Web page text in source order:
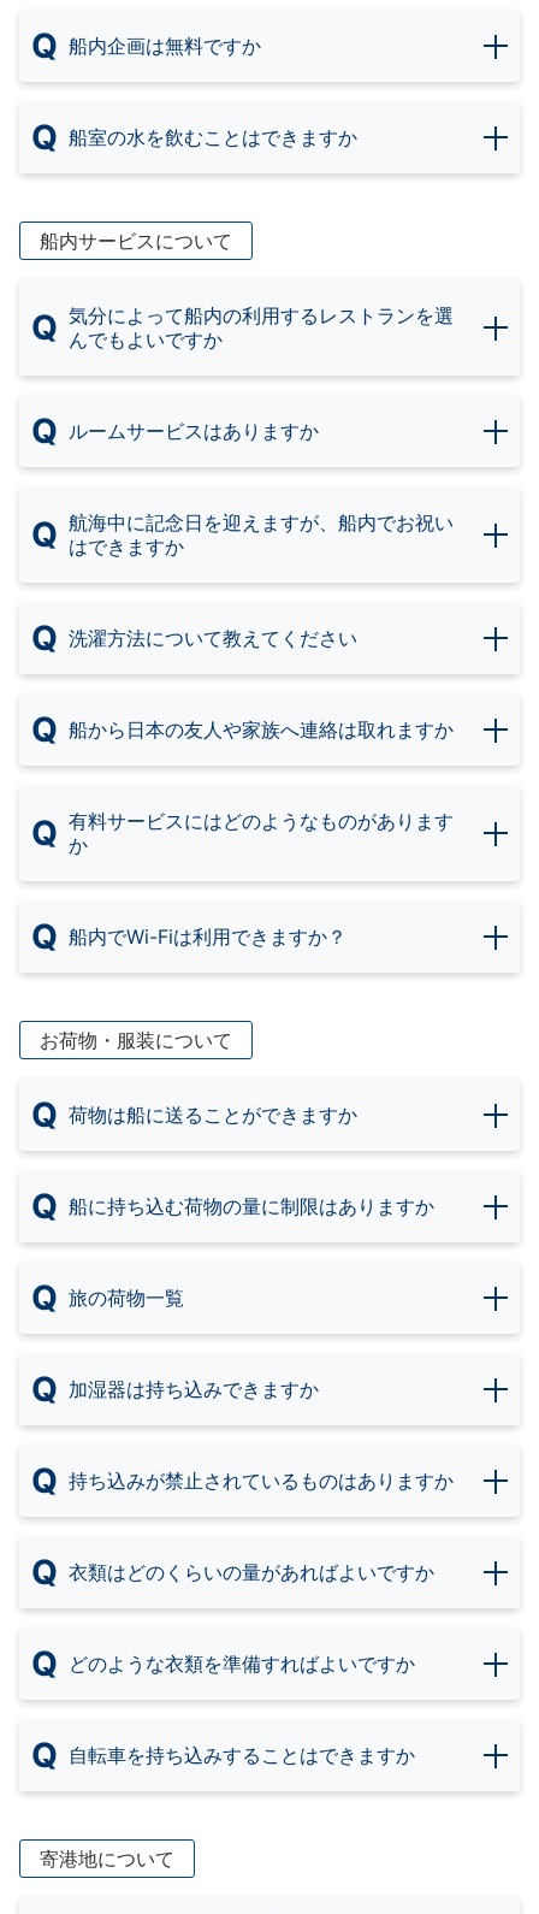
Q 船内企画は無料ですか
Q 船室の水を飲むことはできますか
船内サービスについて
Q 気分によって船内の利用するレストランを選
んでもよいですか
Q ルームサービスはありますか
Q 航海中に記念日を迎えますが、船内でお祝い
はできますか
Q 洗濯方法について教えてください
Q 船から日本の友人や家族へ連絡は取れますか
Q 有料サービスにはどのようなものがあります
か
Q 船内でWi-Fiは利用できますか？
お荷物・服装について
Q 荷物は船に送ることができますか
Q 船に持ち込む荷物の量に制限はありますか
Q 旅の荷物一覧
Q 加湿器は持ち込みできますか
Q 持ち込みが禁止されているものはありますか
Q 衣類はどのくらいの量があればよいですか
Q どのような衣類を準備すればよいですか
Q 自転車を持ち込みすることはできますか
寄港地について